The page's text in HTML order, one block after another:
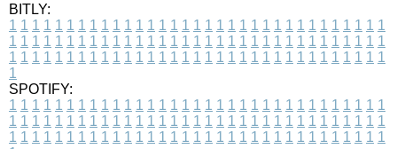
BITLY:
1 1 1 1 1 1 1 1 1 1 1 1 1 1 1 1 1 1 1 1 1 1 1 1 1 1 1 1 1 1 1 1 1
1 1 1 1 1 1 1 1 1 1 1 1 1 1 1 1 1 1 1 1 1 1 1 1 1 1 1 1 1 1 1 1 1
1 1 1 1 1 1 1 1 1 1 1 1 1 1 1 1 1 1 1 1 1 1 1 1 1 1 1 1 1 1 1 1 1
1
SPOTIFY:
1 1 1 1 1 1 1 1 1 1 1 1 1 1 1 1 1 1 1 1 1 1 1 1 1 1 1 1 1 1 1 1 1
1 1 1 1 1 1 1 1 1 1 1 1 1 1 1 1 1 1 1 1 1 1 1 1 1 1 1 1 1 1 1 1 1
1 1 1 1 1 1 1 1 1 1 1 1 1 1 1 1 1 1 1 1 1 1 1 1 1 1 1 1 1 1 1 1 1